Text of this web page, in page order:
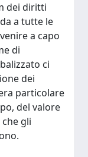
dei diritti
a tutte le
a capo
di
ci
dei
particolare
del valore
gli